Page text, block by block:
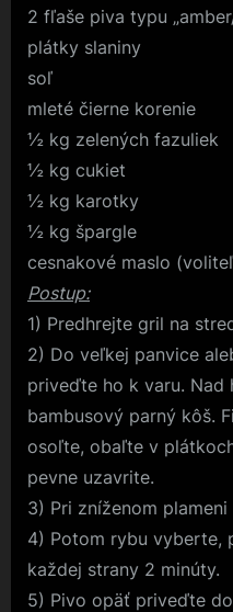
2 fľaše piva typu
plátky slaniny
soľ
mleté čierne korenie
½ kg zelených fazuliek
½ kg cukiet
½ kg karotky
½ kg špargle
cesnakové maslo
Postup:
1) Predhrejte gril na
2) Do veľkej panvice
priveďte ho k varu. Nad
bambusový parný kôš.
osoľte, obaľte v
pevne uzavrite.
3) Pri zníženom
4) Potom rybu vyberte,
každej strany 2 minúty.
5) Pivo opäť priveďte